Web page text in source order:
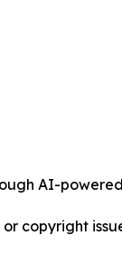
AI-
copyright